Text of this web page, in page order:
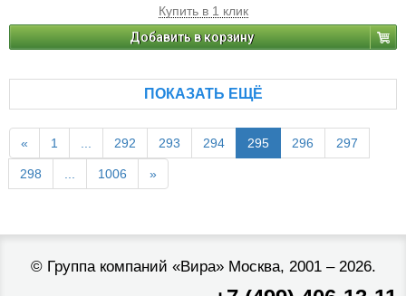
Купить в 1 клик
Добавить в корзину
ПОКАЗАТЬ ЕЩЁ
« 1 ... 292 293 294 295 296 297
298 ... 1006 »
© Группа компаний «Вира»Москва, 2001 – 2026.